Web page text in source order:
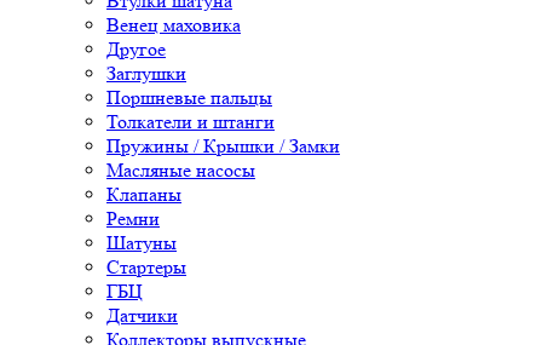
Венец маховика
Другое
Заглушки
Поршневые пальцы
Толкатели и штанги
Пружины / Крышки / Замки
Масляные насосы
Клапаны
Ремни
Шатуны
Стартеры
ГБЦ
Датчики
Коллекторы выпускные